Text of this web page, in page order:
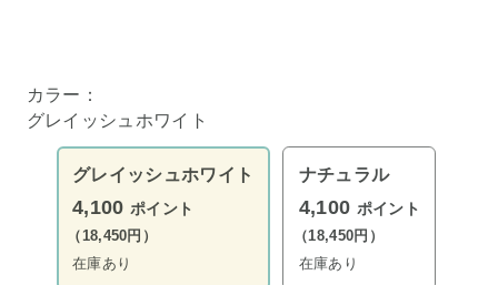
カラー：
グレイッシュホワイト
グレイッシュホワイト
4,100 ポイント
（18,450円）
在庫あり
ナチュラル
4,100 ポイント
（18,450円）
在庫あり